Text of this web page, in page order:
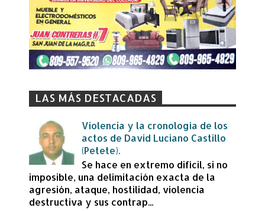
LAS MÁS DESTACADAS
Violencia y la cronología de los
actos de David Luciano Castillo
(Petete).
Se hace en extremo difícil, si no
imposible, una delimitación exacta de la
agresión, ataque, hostilidad, violencia
destructiva y sus contrap...